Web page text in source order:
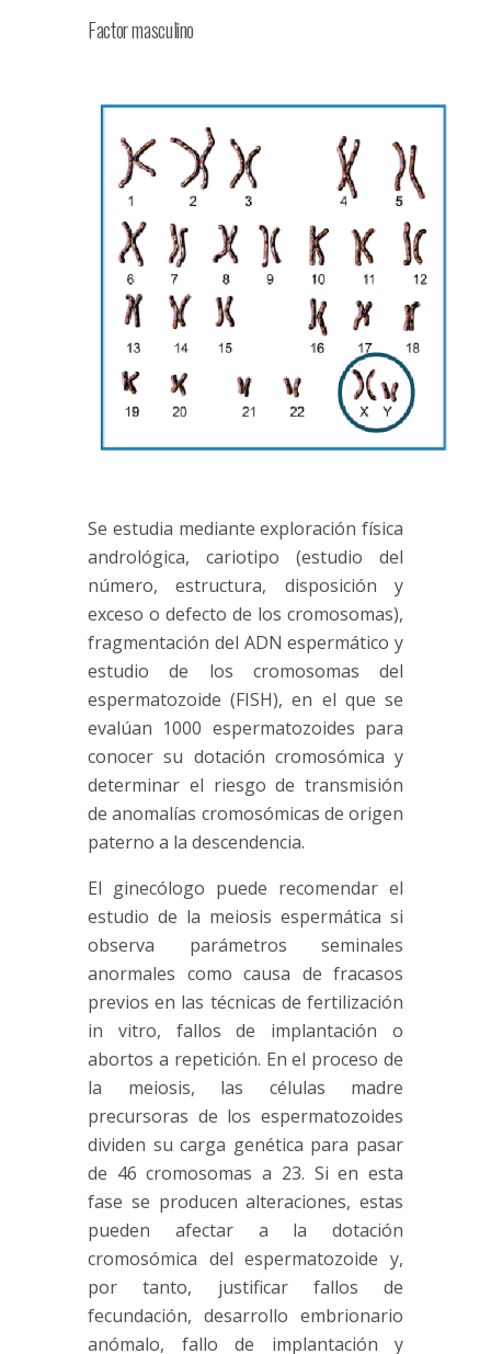
Factor masculino
Se estudia mediante exploración física
andrológica, cariotipo
(estudio del
número, estructura, disposición y
exceso o defecto de los cromosomas),
fragmentación del ADN espermático y
estudio de los cromosomas del
espermatozoide (FISH), en el que se
evalúan 1000 espermatozoides para
conocer su dotación cromosómica y
determinar el riesgo de transmisión
de anomalías cromosómicas de origen
paterno a la descendencia.
El ginecólogo puede recomendar el
estudio de la meiosis espermática si
observa parámetros seminales
anormales como causa de fracasos
previos en las técnicas de fertilización
in vitro, fallos de implantación o
abortos a repetición. En el proceso de
la meiosis, las células madre
precursoras de los espermatozoides
dividen su carga genética para pasar
de 46 cromosomas a 23. Si en esta
fase se producen alteraciones, estas
pueden afectar a la dotación
cromosómica del espermatozoide y,
por tanto, justificar fallos de
fecundación, desarrollo embrionario
anómalo, fallo de implantación y